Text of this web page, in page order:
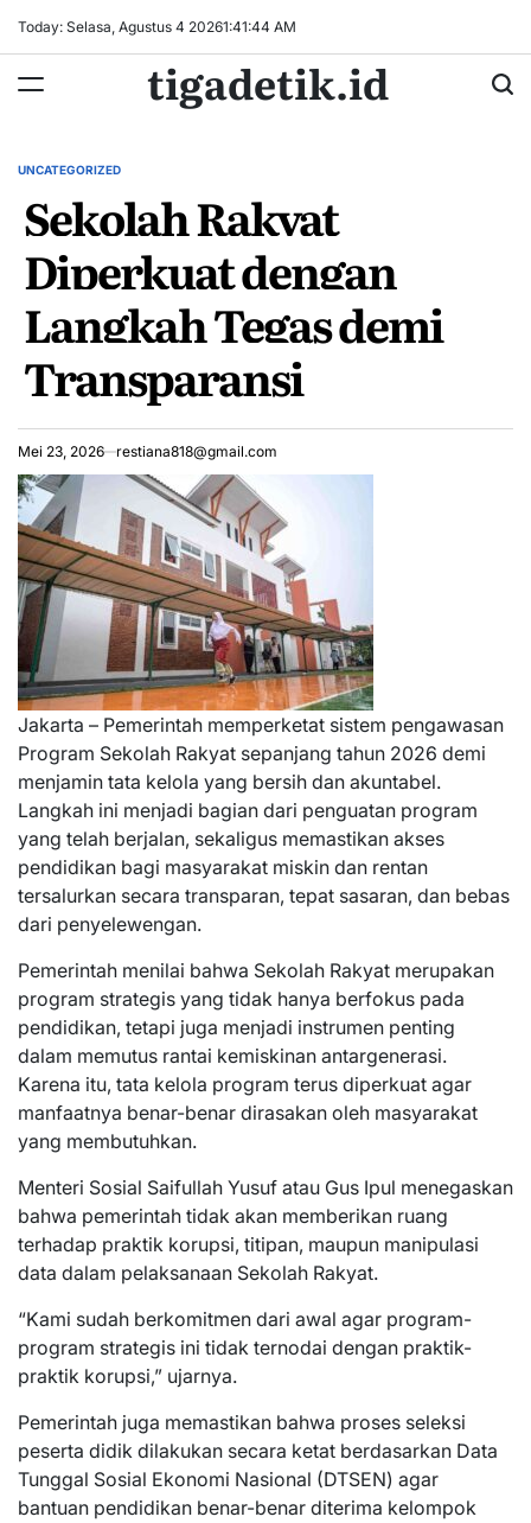
Today: Selasa, Agustus 4 20261:41:44 AM
tigadetik.id
POSTED
UNCATEGORIZED
Sekolah Rakyat
Diperkuat dengan
Langkah Tegas demi
Transparansi
Mei 23, 2026 restiana818@gmail.com
Jakarta – Pemerintah memperketat sistem pengawasan
Program Sekolah Rakyat sepanjang tahun 2026 demi
menjamin tata kelola yang bersih dan akuntabel.
Langkah ini menjadi bagian dari penguatan program
yang telah berjalan, sekaligus memastikan akses
pendidikan bagi masyarakat miskin dan rentan
tersalurkan secara transparan, tepat sasaran, dan bebas
dari penyelewengan.
Pemerintah menilai bahwa Sekolah Rakyat merupakan
program strategis yang tidak hanya berfokus pada
pendidikan, tetapi juga menjadi instrumen penting
dalam memutus rantai kemiskinan antargenerasi.
Karena itu, tata kelola program terus diperkuat agar
manfaatnya benar-benar dirasakan oleh masyarakat
yang membutuhkan.
Menteri Sosial Saifullah Yusuf atau Gus Ipul menegaskan
bahwa pemerintah tidak akan memberikan ruang
terhadap praktik korupsi, titipan, maupun manipulasi
data dalam pelaksanaan Sekolah Rakyat.
“Kami sudah berkomitmen dari awal agar program-
program strategis ini tidak ternodai dengan praktik-
praktik korupsi,” ujarnya.
Pemerintah juga memastikan bahwa proses seleksi
peserta didik dilakukan secara ketat berdasarkan Data
Tunggal Sosial Ekonomi Nasional (DTSEN) agar
bantuan pendidikan benar-benar diterima kelompok